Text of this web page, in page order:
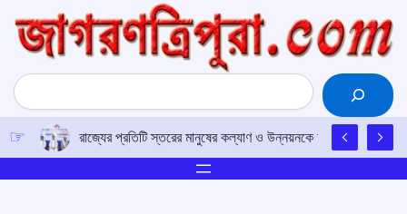
content
Search
রাজ্যের প্রতিটি স্তরের মানুষের কল্যাণ ও উন্নয়নকে অগ্রাধিকার দিয়ে